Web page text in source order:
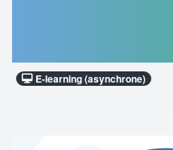
E-learning (asynchrone)